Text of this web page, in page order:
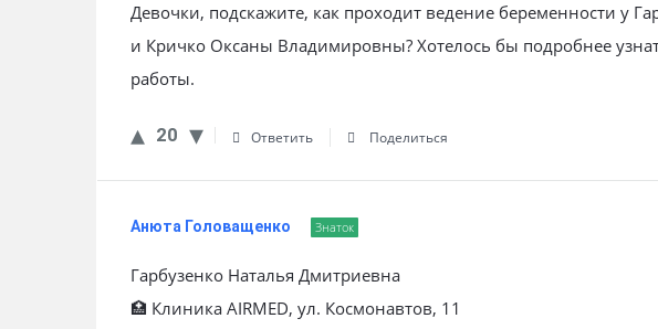
Девочки, подскажите, как проходит ведение беременности у
и Кричко Оксаны Владимировны? Хотелось бы подробнее
работы.
20 Ответить Поделиться
Анюта Головащенко Знаток
Гарбузенко Наталья Дмитриевна
🏥 Клиника AIRMED, ул. Космонавтов, 11